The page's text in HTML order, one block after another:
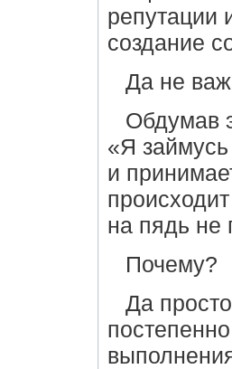
репутации
создание
Да не
Обдумав
«Я займусь
и
на пядь не
Почему?
Да